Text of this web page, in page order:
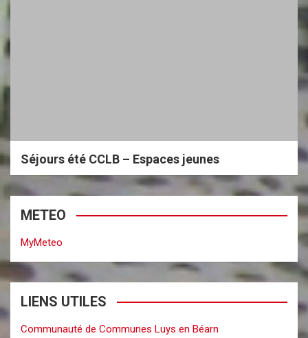
Séjours été CCLB – Espaces jeunes
METEO
MyMeteo
LIENS UTILES
Communauté de Communes Luys en Béarn